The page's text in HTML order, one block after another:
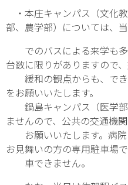
・本庄キャンパス（文化
部、農学部）については、
でのバスによる来学も多
台数に限りがありますので
緩和の観点からも、でき
をお願いいたします。
鍋島キャンパス（医学部
ませんので、公共の交通機
お願いいたします。病院
お見舞いの方の専用駐車場
車できません。